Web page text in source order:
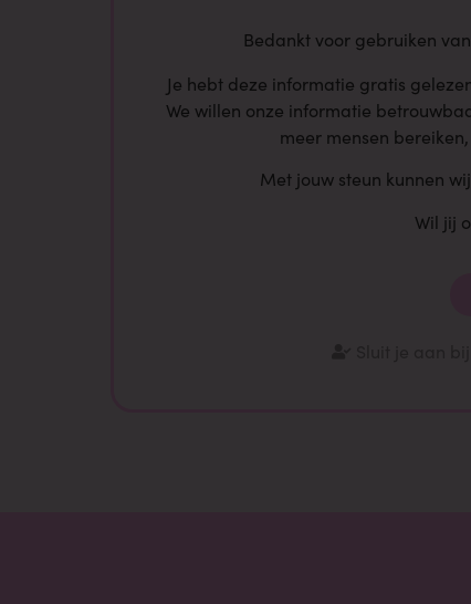
Bedankt voor gebruiken
Je hebt deze informatie gratis
We willen onze informatie
meer mensen
Met jouw steun kunnen
Wil jij